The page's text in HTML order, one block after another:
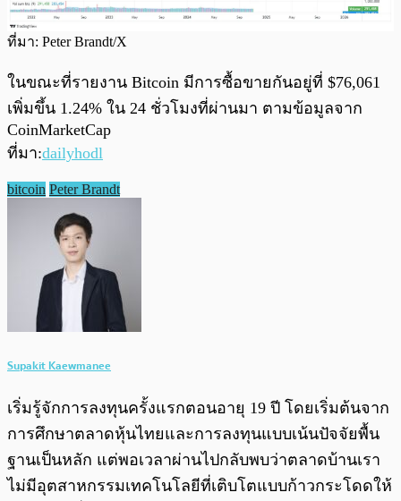
ที่มา: Peter Brandt/X
ในขณะที่รายงาน Bitcoin มีการซื้อขายกันอยู่ที่ $76,061
เพิ่มขึ้น 1.24% ใน 24 ชั่วโมงที่ผ่านมา ตามข้อมูลจาก
CoinMarketCap
ที่มา:dailyhodl
bitcoin Peter Brandt
Supakit Kaewmanee
เริ่มรู้จักการลงทุนครั้งแรกตอนอายุ 19 ปี โดยเริ่มต้นจาก
การศึกษาตลาดหุ้นไทยและการลงทุนแบบเน้นปัจจัยพื้น
ฐานเป็นหลัก แต่พอเวลาผ่านไปกลับพบว่าตลาดบ้านเรา
ไม่มีอุตสาหกรรมเทคโนโลยีที่เติบโตแบบก้าวกระโดดให้